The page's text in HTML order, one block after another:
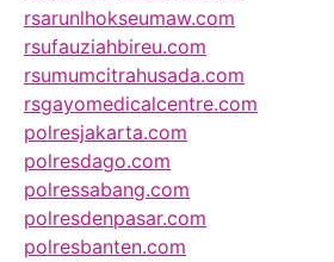
rsarunlhokseumaw.com
rsufauziahbireu.com
rsumumcitrahusada.com
rsgayomedicalcentre.com
polresjakarta.com
polresdago.com
polressabang.com
polresdenpasar.com
polresbanten.com